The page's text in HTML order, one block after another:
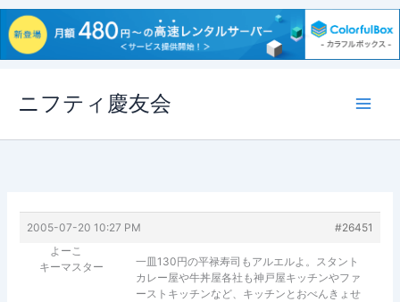
ス
ニフティ慶友会
2005-07-20 10:27 PM
#26451
よーこ
キーマスター
一皿130円の平禄寿司もアルエルよ。スタント
カレー屋や牛丼屋各社も神戸屋キッチンやファ
ーストキッチンなど、キッチンとおべんきょせ